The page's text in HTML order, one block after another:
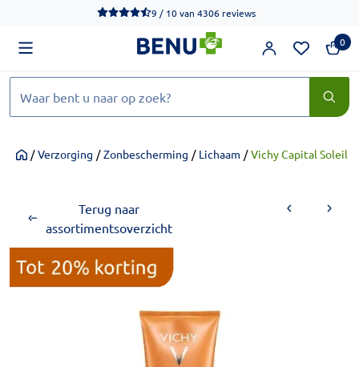
We werken momenteel hard aan het verbeteren van de
9 / 10van 4306 reviews
0
Home/ Verzorging / Zonbescherming / Lichaam / Vichy Capital Soleil
Terug naar
assortimentsoverzicht